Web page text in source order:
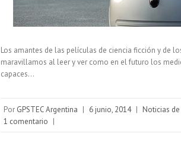
Los amantes de las películas de ciencia ficción y de
maravillamos al leer y ver como en el futuro los
capaces…
Por GPSTEC Argentina | 6 junio, 2014 | Noticias
1 comentario |